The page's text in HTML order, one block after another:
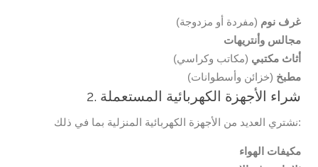
غرف نوم (مفردة أو مزدوجة)
مجالس وأنتريهات
أثاث مكتبي (مكاتب وكراسي)
مطبخ (خزائن وأسطوانات)
2. شراء الأجهزة الكهربائية المستعملة
نشتري العديد من الأجهزة الكهربائية المنزلية بما في ذلك:
مكيفات الهواء